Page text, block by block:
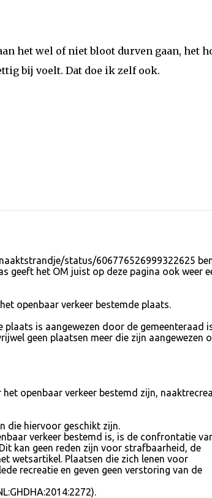
het wel of niet bloot durven gaan, het
bij voelt. Dat doe ik zelf ook.
status/606776526999322625
geeft het OM juist op deze pagina ook weer
openbaar verkeer bestemde plaats.
plaats is aangewezen door de gemeenteraad
geen plaatsen meer die zijn aangewezen
openbaar verkeer bestemd zijn,
die hiervoor geschikt zijn.
verkeer bestemd is, is de confrontatie
kan geen reden zijn voor strafbaarheid, de
wetsartikel. Plaatsen die zich lenen voor
recreatie en geven geen verstoring van de